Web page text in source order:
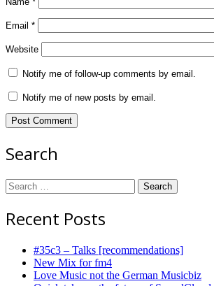
Email *
Website
Notify me of follow-up comments by email.
Notify me of new posts by email.
Search
Search
for:
Recent Posts
#35c3 – Talks [recommendations]
New Mix for fm4
Love Music not the German Musicbiz